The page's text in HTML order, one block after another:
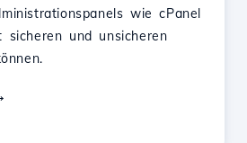
wie cPanel
sicheren und unsicheren